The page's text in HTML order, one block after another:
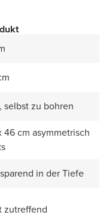
selbst zu bohren
46 cm asymmetrisch
in der Tiefe
zutreffend